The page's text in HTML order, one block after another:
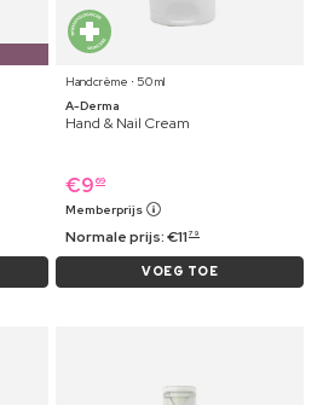
Handcrème ⋅ 50 ml
A-Derma
Hand & Nail Cream
€9 69
Memberprijs
Normale prijs:€11 79
VOEG TOE